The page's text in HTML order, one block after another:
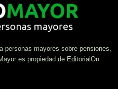
personas mayores sobre pensiones,
es propiedad de EditorialOn